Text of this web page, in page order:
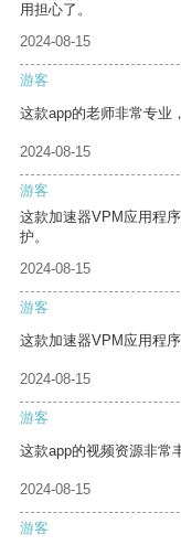
用担心了。
2024-08-15
游客
这款app的老师非常专业
2024-08-15
游客
这款加速器VPM应用程
护。
2024-08-15
游客
这款加速器VPM应用程
2024-08-15
游客
这款app的视频资源非常
2024-08-15
游客